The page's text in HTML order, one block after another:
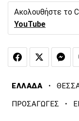
Ακολουθήστε το
YouTube
ΕΛΛΑΔΑ ·
ΠΡΟΣΑΓΩΓΕΣ ·